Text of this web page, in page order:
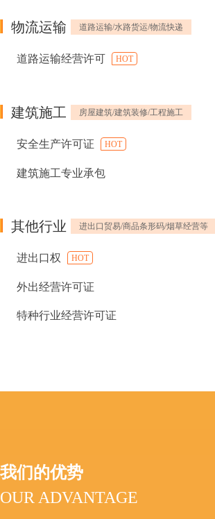
物流运输 道路运输/水路货运/物流快递
道路运输经营许可 HOT
建筑施工 房屋建筑/建筑装修/工程施工
安全生产许可证 HOT
建筑施工专业承包
其他行业 进出口贸易/商品条形码/烟草经营等
进出口权 HOT
外出经营许可证
特种行业经营许可证
我们的优势
OUR ADVANTAGE